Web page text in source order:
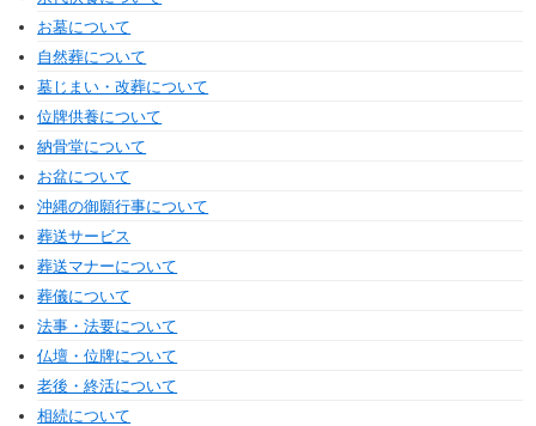
お墓について
自然葬について
墓じまい・改葬について
位牌供養について
納骨堂について
お盆について
沖縄の御願行事について
葬送サービス
葬送マナーについて
葬儀について
法事・法要について
仏壇・位牌について
老後・終活について
相続について